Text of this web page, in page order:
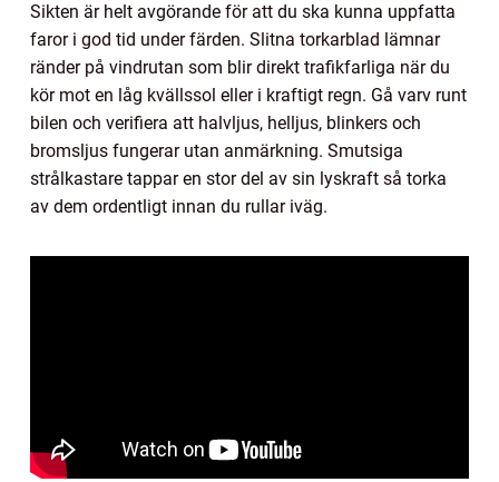
Sikten är helt avgörande för att du ska kunna uppfatta
faror i god tid under färden. Slitna torkarblad lämnar
ränder på vindrutan som blir direkt trafikfarliga när du
kör mot en låg kvällssol eller i kraftigt regn. Gå varv runt
bilen och verifiera att halvljus, helljus, blinkers och
bromsljus fungerar utan anmärkning. Smutsiga
strålkastare tappar en stor del av sin lyskraft så torka
av dem ordentligt innan du rullar iväg.